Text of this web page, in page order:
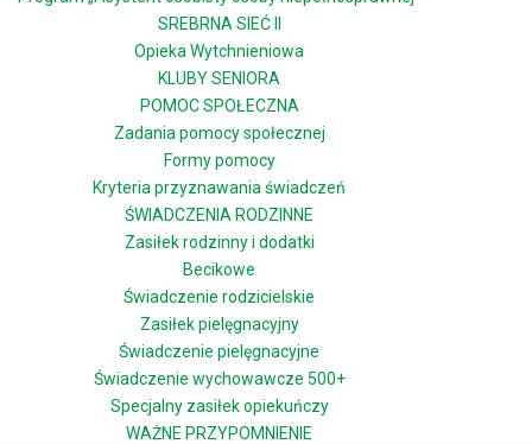
SREBRNA SIEĆ II
Opieka Wytchnieniowa
KLUBY SENIORA
POMOC SPOŁECZNA
Zadania pomocy społecznej
Formy pomocy
Kryteria przyznawania świadczeń
ŚWIADCZENIA RODZINNE
Zasiłek rodzinny i dodatki
Becikowe
Świadczenie rodzicielskie
Zasiłek pielęgnacyjny
Świadczenie pielęgnacyjne
Świadczenie wychowawcze 500+
Specjalny zasiłek opiekuńczy
WAŻNE PRZYPOMNIENIE